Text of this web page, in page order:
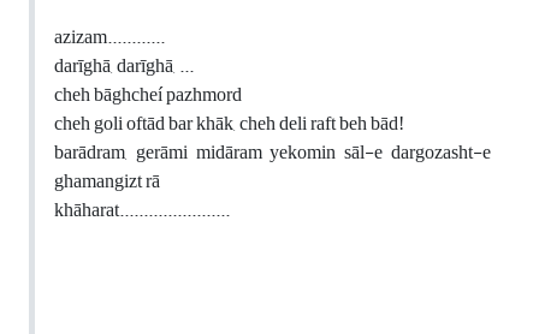
azizam............
darīghā, darīghā, ...
cheh bāghcheí pazhmord
cheh goli oftād bar khāk, cheh deli raft beh bād!
barādram, gerāmi midāram yekomin sāl-e dargozasht-e
ghamangizt rā
khāharat.......................